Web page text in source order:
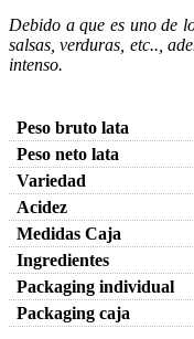
Debido a que es uno de
salsas, verduras, etc..,
intenso.
Peso bruto lata
Peso neto lata
Variedad
Acidez
Medidas Caja
Ingredientes
Packaging individual
Packaging caja